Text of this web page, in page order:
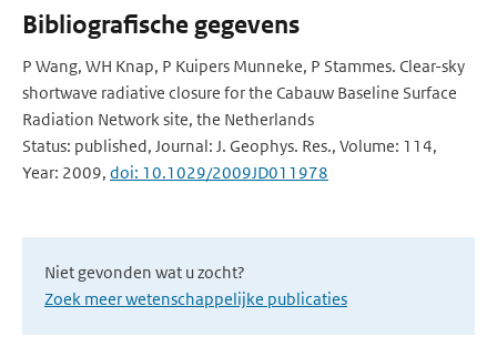
Bibliografische gegevens
P Wang, WH Knap, P Kuipers Munneke, P Stammes. Clear-sky
shortwave radiative closure for the Cabauw Baseline Surface
Radiation Network site, the Netherlands
Status: published, Journal: J. Geophys. Res., Volume: 114,
Year: 2009, doi: 10.1029/2009JD011978
Niet gevonden wat u zocht?
Zoek meer wetenschappelijke publicaties